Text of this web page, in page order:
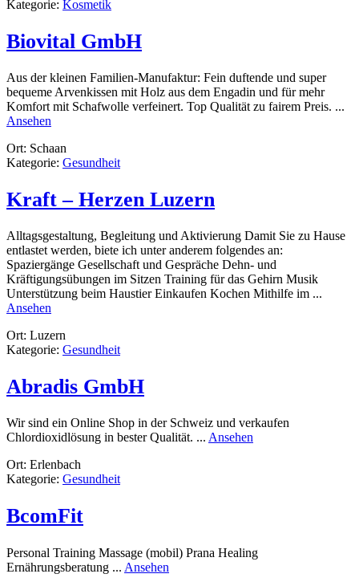
Kategorie: Kosmetik
Biovital GmbH
Aus der kleinen Familien-Manufaktur: Fein duftende und super
bequeme Arvenkissen mit Holz aus dem Engadin und für mehr
Komfort mit Schafwolle verfeinert. Top Qualität zu fairem Preis. ...
Ansehen
GmbH
Ort: Schaan
Kategorie: Gesundheit
Kraft – Herzen Luzern
Alltagsgestaltung, Begleitung und Aktivierung Damit Sie zu Hause
entlastet werden, biete ich unter anderem folgendes an:
Spaziergänge Gesellschaft und Gespräche Dehn- und
Kräftigungsübungen im Sitzen Training für das Gehirn Musik
Unterstützung beim Haustier Einkaufen Kochen Mithilfe im ...
Ansehen
–
Herzen
Ort: Luzern
Kategorie: Gesundheit
Abradis GmbH
Wir sind ein Online Shop in der Schweiz und verkaufen
Chlordioxidlösung in bester Qualität. ... Ansehen
Ort: Erlenbach
Kategorie: Gesundheit
BcomFit
Personal Training Massage (mobil) Prana Healing
Ernährungsberatung ... Ansehen